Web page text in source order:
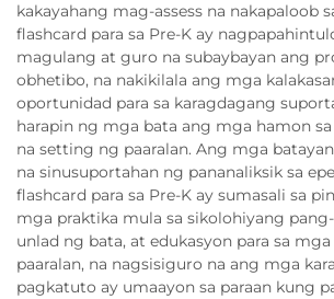
kakayahang mag-assess na nakapaloob
flashcard para sa Pre-K ay
magulang at guro na subaybayan ang
obhetibo, na nakikilala ang mga
oportunidad para sa karagdagang
harapin ng mga bata ang mga hamon
na setting ng paaralan. Ang mga
na sinusuportahan ng pananaliksik sa
flashcard para sa Pre-K ay sumasali sa
mga praktika mula sa sikolohiyang
unlad ng bata, at edukasyon para sa
paaralan, na nagsisiguro na ang mga
pagkatuto ay umaayon sa paraan kung